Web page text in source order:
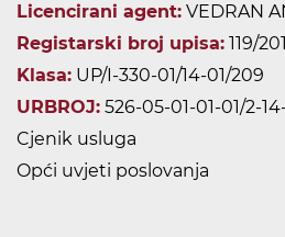
Licencirani agent: VEDRAN
Registarski broj upisa: 119/
Klasa: UP/I-330-01/14-01/209
URBROJ: 526-05-01-01-01/2-
Cjenik usluga
Opći uvjeti poslovanja